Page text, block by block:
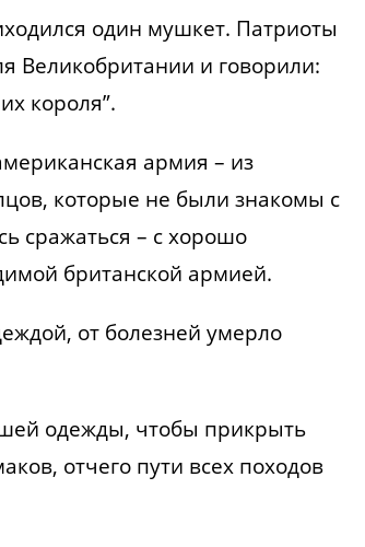
один мушкет. Патриоты
Великобритании и говорили:
короля”.
армия – из
которые не были знакомы с
сражаться – с хорошо
британской армией.
от болезней умерло
одежды, чтобы прикрыть
отчего пути всех походов